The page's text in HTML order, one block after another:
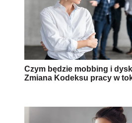
Czym będzie mobbing i
Zmiana Kodeksu pracy w